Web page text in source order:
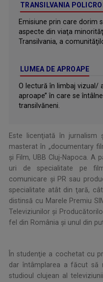
TRANSILVANIA
Emisiune prin care dorim
aspecte din viaţa
Transilvania, a
LUMEA DE APROAPE
O lectură în limbaj vizual/
aproape’’ în care se
transilvăneni.
Este licenţiată în
masterat în „documentary
şi Film, UBB Cluj-Napoca. A
uri de specialitate pe
comunicare şi PR sau
specialitate atât din ţară,
distinsă cu Marele Premiu
Televiziunilor şi
fel din România și unul din
În studenţie a cochetat cu
dar întâmplarea a făcut să
studioul clujean al